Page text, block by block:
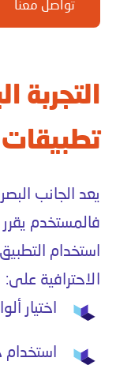
تواصل معنا
التجربة
تطبيقات
يعد الجانب
فالمستخدم
استخدام
الاحترافية على:
اختيار